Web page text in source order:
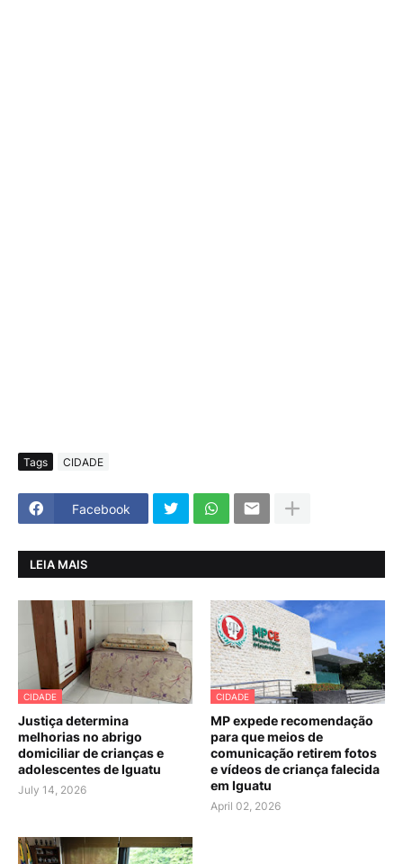
Tags CIDADE
Facebook
LEIA MAIS
CIDADE
Justiça determina
melhorias no abrigo
domiciliar de crianças e
adolescentes de Iguatu
July 14, 2026
CIDADE
MP expede recomendação
para que meios de
comunicação retirem fotos
e vídeos de criança falecida
em Iguatu
April 02, 2026